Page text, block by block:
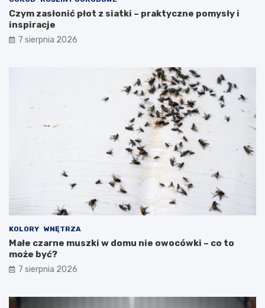
Czym zasłonić płot z siatki – praktyczne pomysły i
inspiracje
7 sierpnia 2026
KOLORY WNĘTRZA
Małe czarne muszki w domu nie owocówki – co to
może być?
7 sierpnia 2026